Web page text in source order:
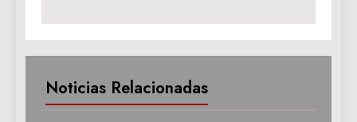
Noticias Relacionadas